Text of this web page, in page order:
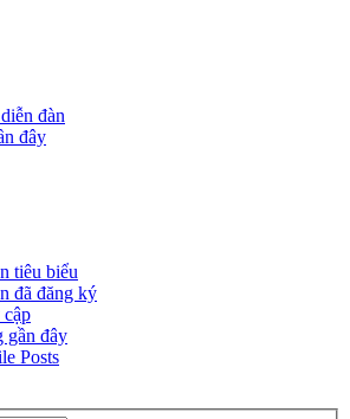
đàn
đây
tiêu biểu
đã đăng ký
gần đây
Posts